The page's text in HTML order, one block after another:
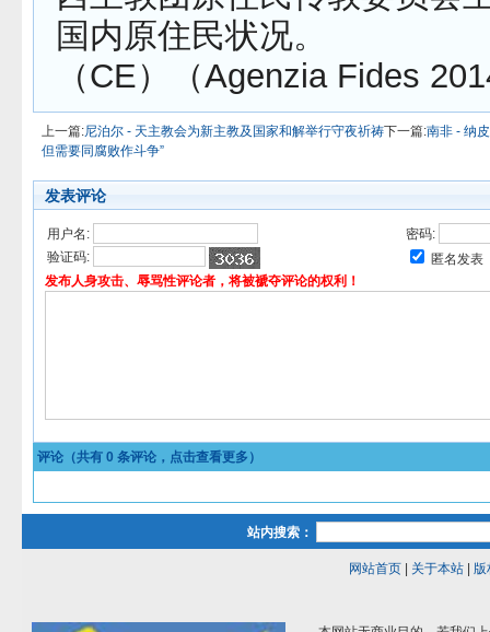
国内原住民状况。
（CE）（Agenzia Fides
上一篇:尼泊尔 - 天主教会为新主教及国家和解举行守夜祈祷下一篇:南非 - 纳
但需要同腐败作斗争”
发表评论
用户名:
密码:
验证码:
匿名发表
发布人身攻击、辱骂性评论者，将被褫夺评论的权利！
评论（共有 0 条评论，点击查看更多）
站内搜索：
网站首页| 关于本站| 版